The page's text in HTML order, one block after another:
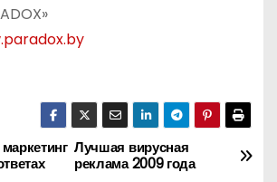
Лучшая вирусная
реклама 2009 года